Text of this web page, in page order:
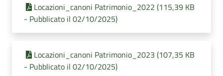
Locazioni_canoni Patrimonio_2022 (115,39 KB
- Pubblicato il 02/10/2025)
Locazioni_canoni Patrimonio_2023 (107,35 KB
- Pubblicato il 02/10/2025)